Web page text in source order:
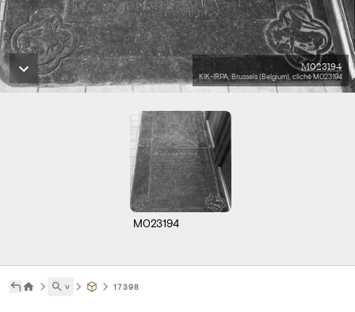
M023194
KIK-IRPA, Brussels (Belgium), cliché M023194
M023194
˅ 17398